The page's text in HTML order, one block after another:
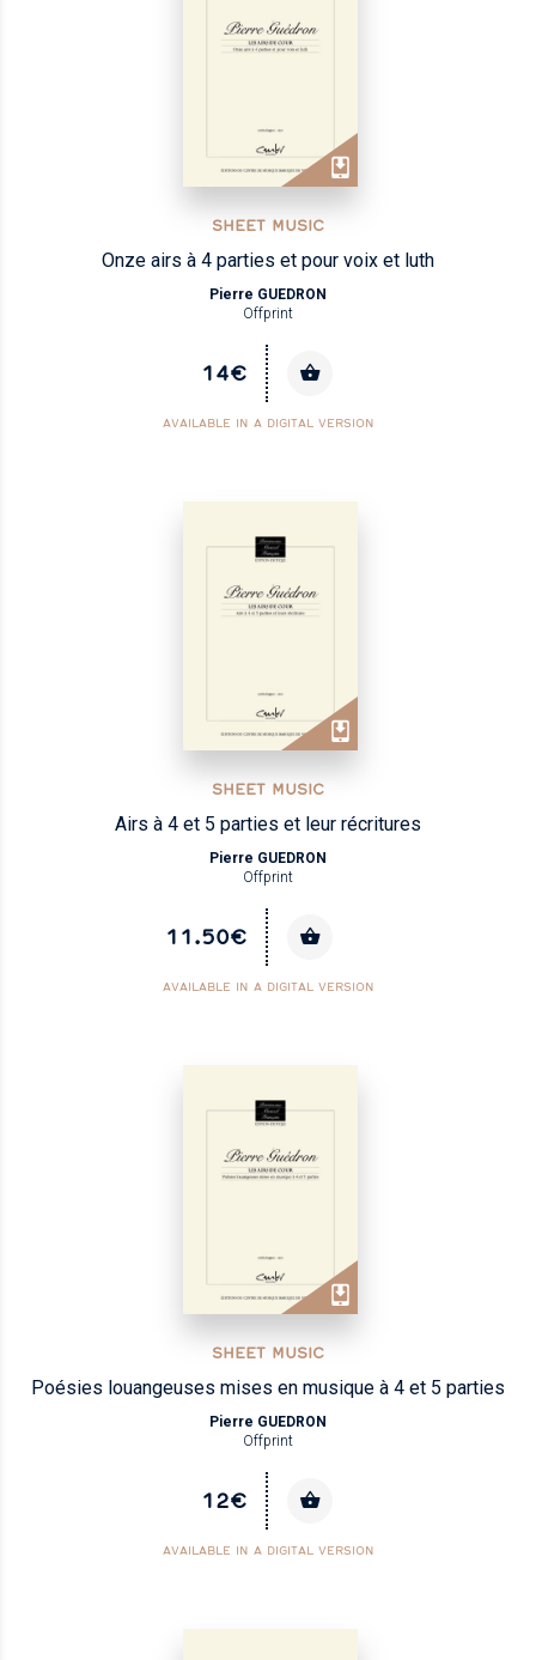
SHEET MUSIC
Onze airs à 4 parties et pour voix et luth
Pierre GUEDRON
Offprint
14€
AVAILABLE IN A DIGITAL VERSION
SHEET MUSIC
Airs à 4 et 5 parties et leur récritures
Pierre GUEDRON
Offprint
11.50€
AVAILABLE IN A DIGITAL VERSION
SHEET MUSIC
Poésies louangeuses mises en musique à 4 et 5 parties
Pierre GUEDRON
Offprint
12€
AVAILABLE IN A DIGITAL VERSION